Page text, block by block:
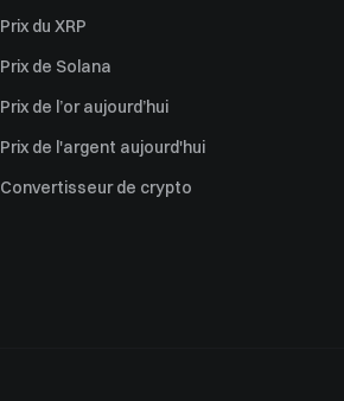
Prix du XRP
Prix de Solana
Prix de l’or aujourd’hui
Prix de l'argent aujourd'hui
Convertisseur de crypto